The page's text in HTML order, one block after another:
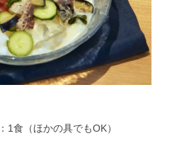
1食（ほかの具でもOK）